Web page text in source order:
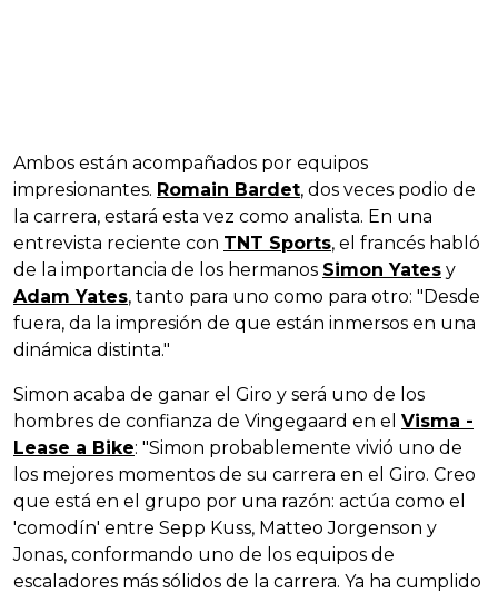
Ambos están acompañados por equipos
impresionantes. Romain Bardet, dos veces podio de
la carrera, estará esta vez como analista. En una
entrevista reciente con TNT Sports, el francés habló
de la importancia de los hermanos Simon Yates y
Adam Yates, tanto para uno como para otro: "Desde
fuera, da la impresión de que están inmersos en una
dinámica distinta."
Simon acaba de ganar el Giro y será uno de los
hombres de confianza de Vingegaard en el Visma -
Lease a Bike: "Simon probablemente vivió uno de
los mejores momentos de su carrera en el Giro. Creo
que está en el grupo por una razón: actúa como el
'comodín' entre Sepp Kuss, Matteo Jorgenson y
Jonas, conformando uno de los equipos de
escaladores más sólidos de la carrera. Ya ha cumplido